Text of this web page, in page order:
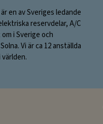
en av Sveriges ledande
reservdelar, A/C
i Sverige och
Vi är ca 12 anställda